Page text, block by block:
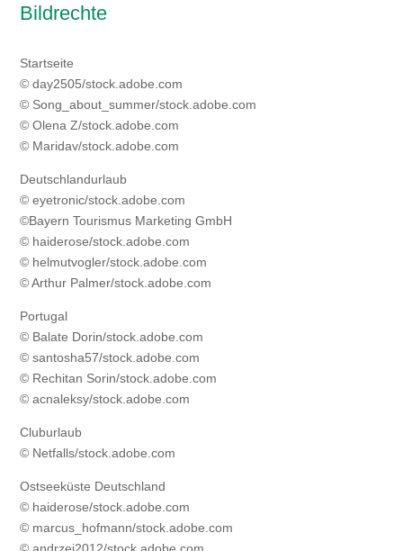
Bildrechte
Startseite
© day2505/stock.adobe.com
© Song_about_summer/stock.adobe.com
© Olena Z/stock.adobe.com
© Maridav/stock.adobe.com
Deutschlandurlaub
© eyetronic/stock.adobe.com
©Bayern Tourismus Marketing GmbH
© haiderose/stock.adobe.com
© helmutvogler/stock.adobe.com
© Arthur Palmer/stock.adobe.com
Portugal
© Balate Dorin/stock.adobe.com
© santosha57/stock.adobe.com
© Rechitan Sorin/stock.adobe.com
© acnaleksy/stock.adobe.com
Cluburlaub
© Netfalls/stock.adobe.com
Ostseeküste Deutschland
© haiderose/stock.adobe.com
© marcus_hofmann/stock.adobe.com